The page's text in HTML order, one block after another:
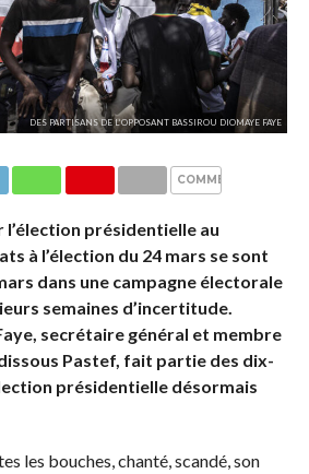
DES PARTISANS DE L’OPPOSANT BASSIROU DIOMAYE FAYE
COMMENTAIRES
l’élection présidentielle au
à l’élection du 24 mars se sont
dans une campagne électorale
semaines d’incertitude.
secrétaire général et membre
Pastef, fait partie des dix-
présidentielle désormais
les bouches, chanté, scandé, son